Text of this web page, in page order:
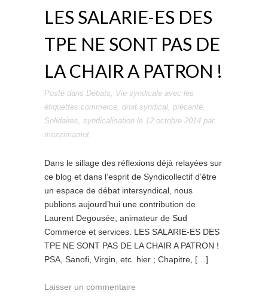
LES SALARIE-ES DES
TPE NE SONT PAS DE
LA CHAIR A PATRON !
Posté dans Débats, Vie syndicale avec les
étiquettes commerce, droit syndical, précarité,
Solidaires, syndicalisation le 12 octobre 2014 par
mezzimamet.
Dans le sillage des réflexions déjà relayées sur
ce blog et dans l’esprit de Syndicollectif d’être
un espace de débat intersyndical, nous
publions aujourd’hui une contribution de
Laurent Degousée, animateur de Sud
Commerce et services. LES SALARIE-ES DES
TPE NE SONT PAS DE LA CHAIR A PATRON !
PSA, Sanofi, Virgin, etc. hier ; Chapitre, […]
Laisser un commentaire